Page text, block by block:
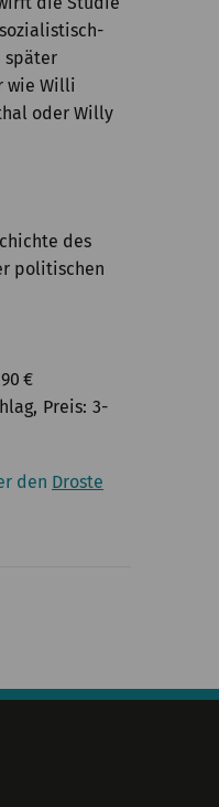
später
wie Willi
oder Willy
des
politischen
Preis
€
3-
den Droste